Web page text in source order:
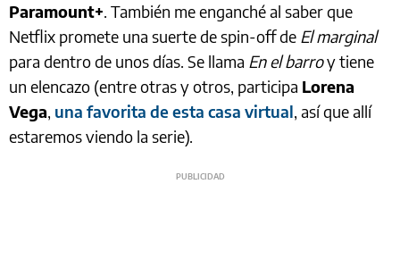
Paramount+. También me enganché al saber que
Netflix promete una suerte de spin-off de El marginal
para dentro de unos días. Se llama En el barroy tiene
un elencazo (entre otras y otros, participa Lorena
Vega, una favorita de esta casa virtual, así que allí
estaremos viendo la serie).